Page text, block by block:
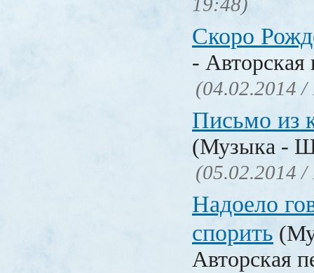
19:48)
Скоро
- Авторская
(04.02.2014 /
Письмо из
(Музыка -
(05.02.2014 /
Надоело
спорить
Авторская